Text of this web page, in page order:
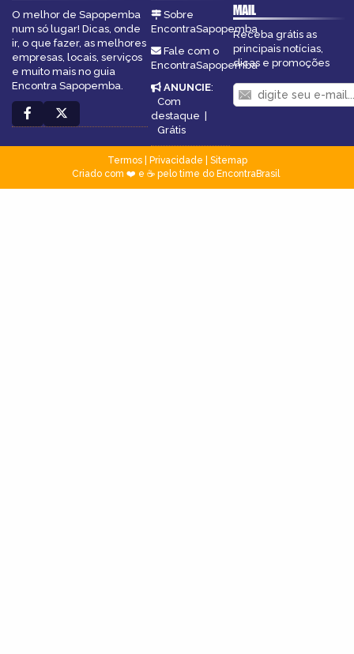
O melhor de Sapopemba
num só lugar! Dicas, onde
ir, o que fazer, as melhores
empresas, locais, serviços
e muito mais no guia
Encontra Sapopemba.
Sobre
EncontraSapopemba
Fale com o
EncontraSapopemba
ANUNCIE:
Com
destaque |
Grátis
MAIL
Receba grátis as
principais notícias,
dicas e promoções
Termos| Privacidade
Sitemap
Criado com ❤️ e ☕ pelo time do EncontraBrasil